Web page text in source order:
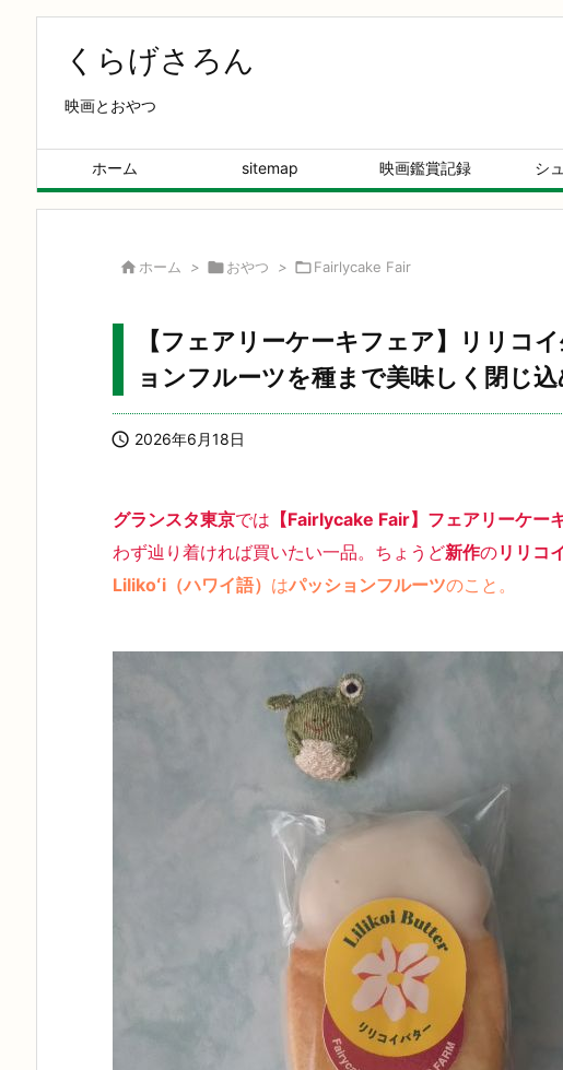
くらげさろん
映画とおやつ
ホーム sitemap 映画鑑賞記録 シ
 ホーム > おやつ > Fairlycake Fair
【フェアリーケーキフェア】リリコ
ョンフルーツを種まで美味しく閉じ込
 2026年6月18日
グランスタ東京では 【Fairlycake Fair】フェアリーケー
わず辿り着ければ買いたい一品。ちょうど新作のリリコ
Lilikoʻi（ハワイ語） はパッションフルーツのこと。